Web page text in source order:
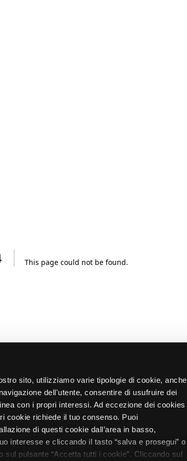
sito, utilizziamo varie tipologie di cookie, anche
dell'utente, consentire di usufruire dei
con i propri interessi. Ad eccezione dei cookies
cookie richiede il tuo consenso. Puoi
di questi cookie dall’area in basso,
interesse e cliccando il tasto “salva e prosegui” o
pulsante “Accetta tutti i cookie”. Cliccando sul
This page could not be found.